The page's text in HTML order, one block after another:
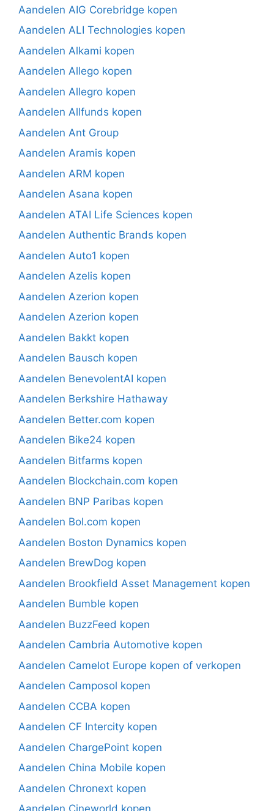
Aandelen AIG Corebridge kopen
Aandelen ALI Technologies kopen
Aandelen Alkami kopen
Aandelen Allego kopen
Aandelen Allegro kopen
Aandelen Allfunds kopen
Aandelen Ant Group
Aandelen Aramis kopen
Aandelen ARM kopen
Aandelen Asana kopen
Aandelen ATAI Life Sciences kopen
Aandelen Authentic Brands kopen
Aandelen Auto1 kopen
Aandelen Azelis kopen
Aandelen Azerion kopen
Aandelen Azerion kopen
Aandelen Bakkt kopen
Aandelen Bausch kopen
Aandelen BenevolentAI kopen
Aandelen Berkshire Hathaway
Aandelen Better.com kopen
Aandelen Bike24 kopen
Aandelen Bitfarms kopen
Aandelen Blockchain.com kopen
Aandelen BNP Paribas kopen
Aandelen Bol.com kopen
Aandelen Boston Dynamics kopen
Aandelen BrewDog kopen
Aandelen Brookfield Asset Management kopen
Aandelen Bumble kopen
Aandelen BuzzFeed kopen
Aandelen Cambria Automotive kopen
Aandelen Camelot Europe kopen of verkopen
Aandelen Camposol kopen
Aandelen CCBA kopen
Aandelen CF Intercity kopen
Aandelen ChargePoint kopen
Aandelen China Mobile kopen
Aandelen Chronext kopen